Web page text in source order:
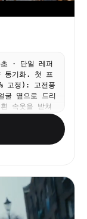
· 단일 레퍼
동기화. 첫 프
고정): 고전풍
굴 옆으로 드리
속옷을 받쳐
꽃 가지 한 송
혼의 금빛 측
광이 어린다.
/구도는 첫 프
고, 입가에 은
의 바람이, 또
를 들어 화면
. [어조 살짝